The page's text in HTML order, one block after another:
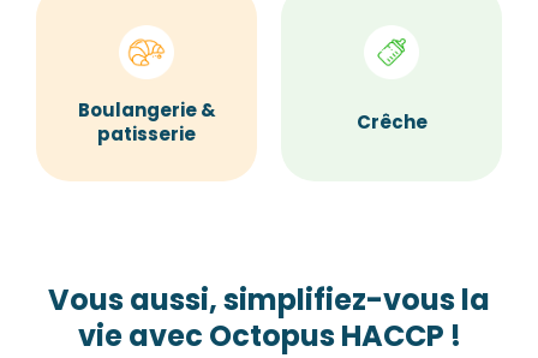
Boulangerie &
patisserie
Crêche
Vous aussi, simplifiez-vous la
vie avec Octopus HACCP !